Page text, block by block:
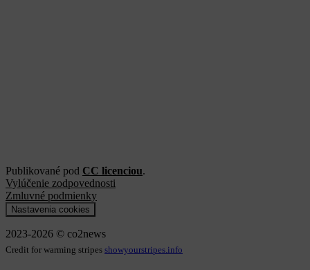
Publikované pod CC licenciou.
Vylúčenie zodpovednosti
Zmluvné podmienky
Nastavenia cookies
2023-2026 © co2news
Credit for warming stripes showyourstripes.info